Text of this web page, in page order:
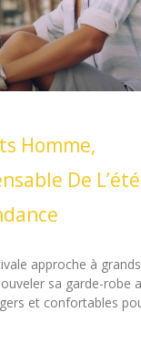
Homme,
De
approche à
sa garde-robe
et confortables